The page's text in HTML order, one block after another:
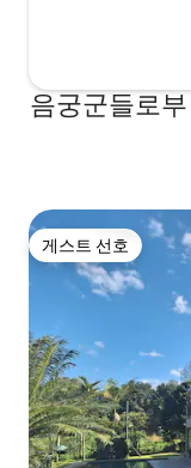
음궁군들로
게스트 선호
게스트 선호